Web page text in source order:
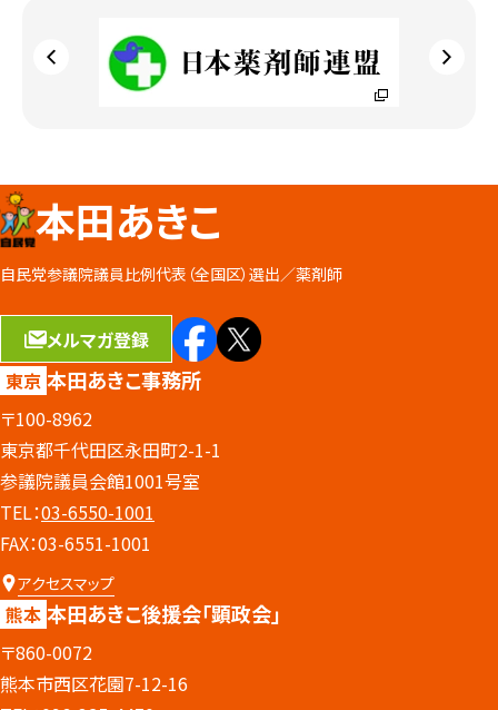
本田あきこ
自民党参議院議員比例代表（全国区）選出／薬剤師
メルマガ登録
東京 本田あきこ事務所
〒100-8962
東京都千代田区永田町2-1-1
参議院議員会館1001号室
TEL：03-6550-1001
FAX：03-6551-1001
アクセスマップ
熊本 本田あきこ後援会「顕政会」
〒860-0072
熊本市西区花園7-12-16